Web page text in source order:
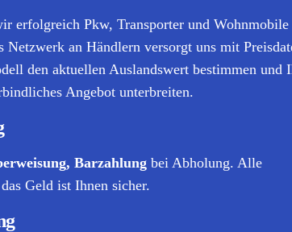
erfolgreich Pkw, Transporter und
an Händlern versorgt uns mit
den aktuellen Auslandswert bestimmen und
Angebot unterbreiten.
Barzahlung bei Abholung. Alle
Geld ist Ihnen sicher.